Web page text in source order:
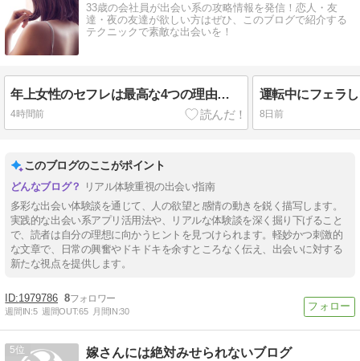
33歳の会社員が出会い系の攻略情報を発信！恋人・友
達・夜の友達が欲しい方はぜひ、このブログで紹介する
テクニックで素敵な出会いを！
年上女性のセフレは最高な4つの理由！オススメの出会う方法も解説
4時間前 8日前
このブログのここがポイント
リアル体験重視の出会い指南
多彩な出会い体験談を通じて、人の欲望と感情の動きを鋭く描写します。
実践的な出会い系アプリ活用法や、リアルな体験談を深く掘り下げること
で、読者は自分の理想に向かうヒントを見つけられます。軽妙かつ刺激的
な文章で、日常の興奮やドキドキを余すところなく伝え、出会いに対する
新たな視点を提供します。
1979786 8
週間IN:5 週間OUT:65 月間IN:30
5 嫁さんには絶対みせられないブログ